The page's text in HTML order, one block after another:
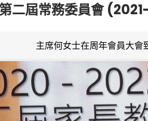
二屆常務委員會
主席何女士在周年會員大會